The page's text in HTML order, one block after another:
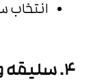
انتخاب
4. سلیقه و تیپ شخصیتی